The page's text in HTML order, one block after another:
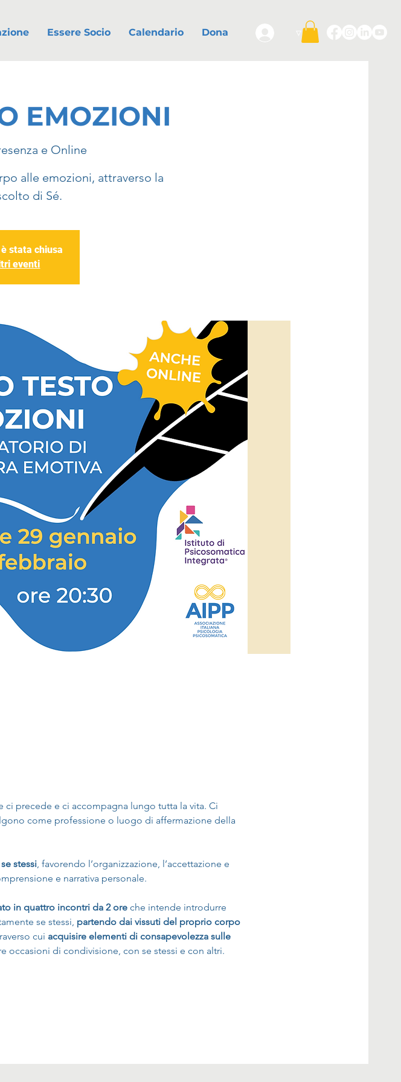
Essere Socio Calendario Dona
EMOZIONI
e Online
alle emozioni, attraverso la
di Sé.
stata chiusa
eventi
ci precede e ci accompagna lungo tutta la vita. Ci
come professione o luogo di affermazione della
stessi , favorendo l’organizzazione, l’accettazione e
e narrativa personale.
in quattro incontri da 2 ore che intende introdurre
se stessi, partendo dai vissuti del proprio corpo
cui acquisire elementi di consapevolezza sulle
occasioni di condivisione, con se stessi e con altri.